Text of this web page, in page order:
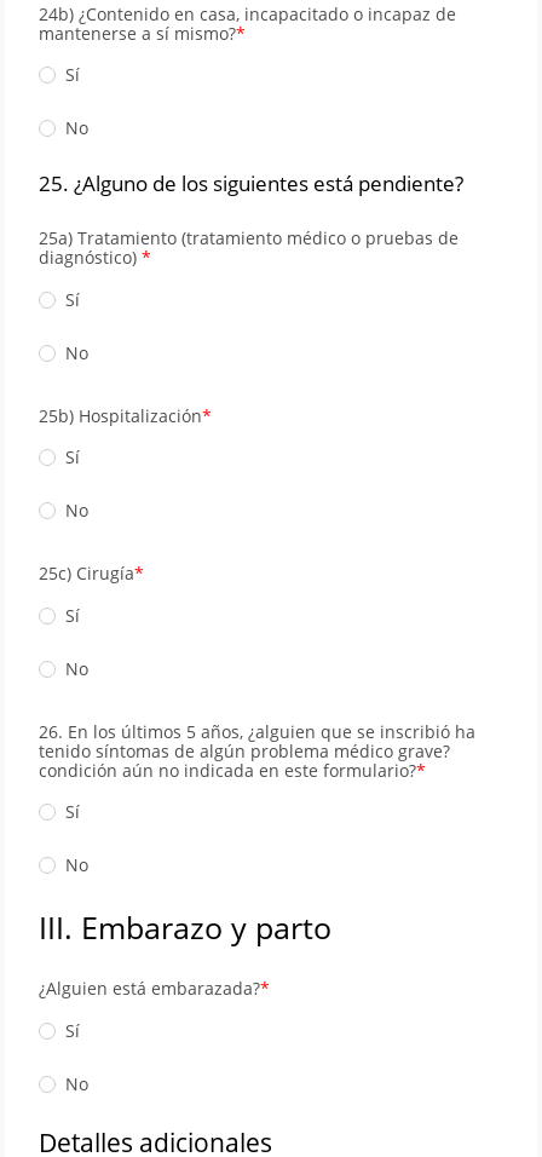
24b) ¿Contenido en casa, incapacitado o incapaz de
mantenerse a sí mismo?
Sí
No
25. ¿Alguno de los siguientes está pendiente?
25a) Tratamiento (tratamiento médico o pruebas de
diagnóstico)
Sí
No
25b) Hospitalización
Sí
No
25c) Cirugía
Sí
No
26. En los últimos 5 años, ¿alguien que se inscribió ha
tenido síntomas de algún problema médico grave?
condición aún no indicada en este formulario?
Sí
No
III. Embarazo y parto
¿Alguien está embarazada?
Sí
No
Detalles adicionales